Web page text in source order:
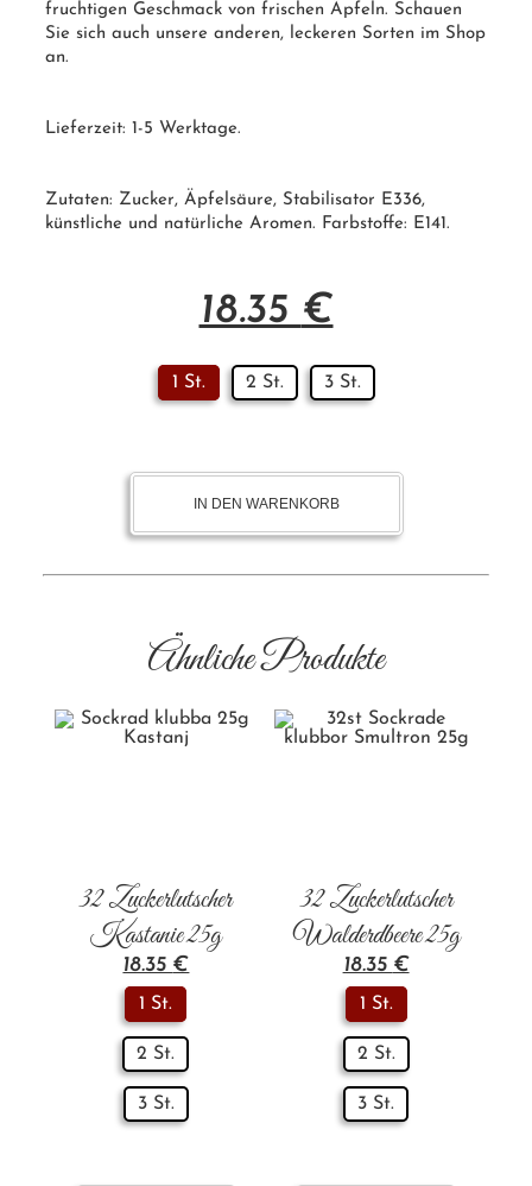
fruchtigen Geschmack von frischen Äpfeln. Schauen
Sie sich auch unsere anderen, leckeren Sorten im Shop
an.
Lieferzeit: 1-5 Werktage.
Zutaten: Zucker, Äpfelsäure, Stabilisator E336,
künstliche und natürliche Aromen. Farbstoffe: E141.
18.35 €
1 St. 2 St. 3 St.
IN DEN WARENKORB
Ähnliche Produkte
32 Zuckerlutscher
Kastanie 25g
18.35 €
1 St.
2 St.
3 St.
32 Zuckerlutscher
Walderdbeere 25g
18.35 €
1 St.
2 St.
3 St.